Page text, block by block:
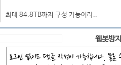
최대 84.8TB까지 구성 가능이라..
웹봇방지